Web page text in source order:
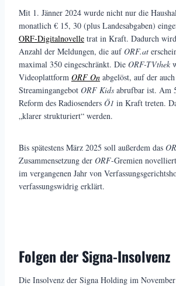
Mit 1. Jänner 2024 wurde nicht nur die
monatlich € 15, 30 (plus Landesabgaben)
ORF-Digitalnovelle trat in Kraft. Dadurch
Anzahl der Meldungen, die aufORF.at
maximal 350 eingeschränkt. Die ORF-TVthek
Videoplattform ORF On abgelöst, auf der
Streamingangebot ORF Kids abrufbar ist. Am
Reform des Radiosenders Ö1 in Kraft treten.
„klarer strukturiert“ werden.
Bis spätestens März 2025 soll außerdem das
Zusammensetzung der ORF-Gremien
im vergangenen Jahr von
verfassungswidrig erklärt.
Folgen der Signa-Insolvenz
Die Insolvenz der Signa Holding im